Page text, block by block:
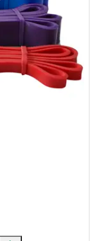
×
o